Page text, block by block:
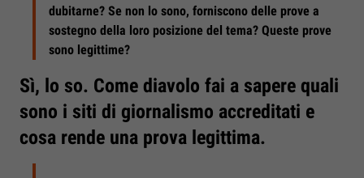
dubitarne? Se non lo sono, forniscono delle prove a
sostegno della loro posizione del tema? Queste prove
sono legittime?
Sì, lo so. Come diavolo fai a sapere quali
sono i siti di giornalismo accreditati e
cosa rende una prova legittima.